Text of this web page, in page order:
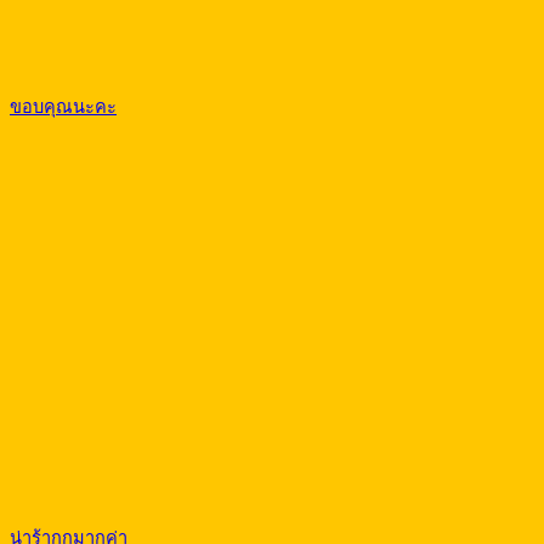
ขอบคุณนะคะ
น่าร้ากกมากค่า